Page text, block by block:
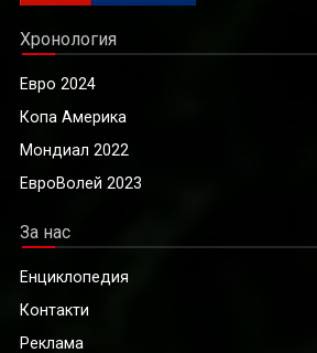
Хронология
Евро 2024
Копа Америка
Мондиал 2022
ЕвроВолей 2023
За нас
Енциклопедия
Контакти
Реклама